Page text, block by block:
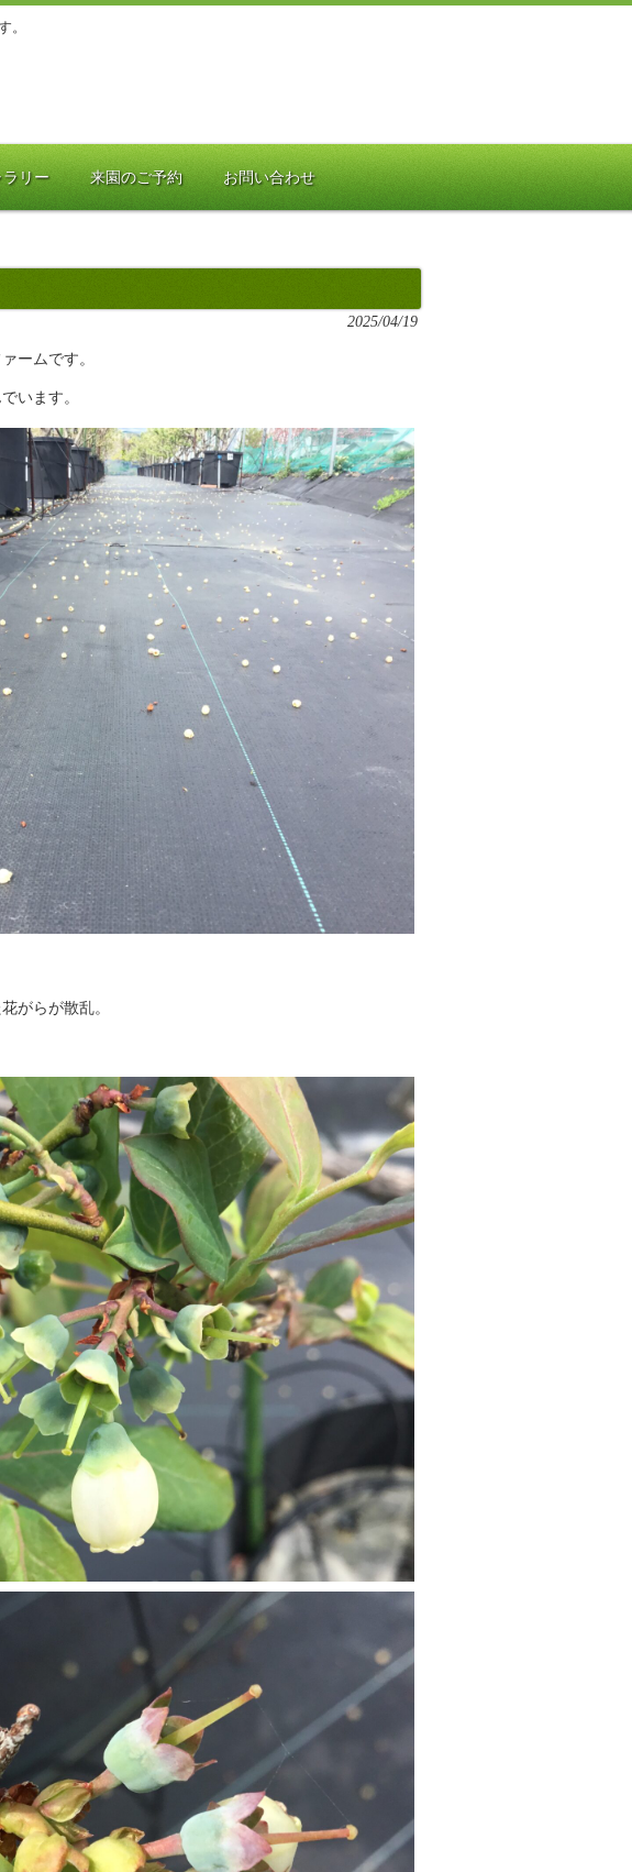
。
リー 来園のご予約 お問い合わせ
2025/04/19
ームです。
います。
がらが散乱。